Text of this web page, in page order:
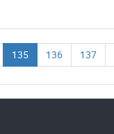
135 136 137